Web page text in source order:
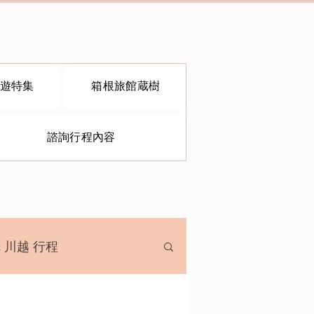
特集 箱根旅館蔵樹
諮詢行程內容
川越 行程